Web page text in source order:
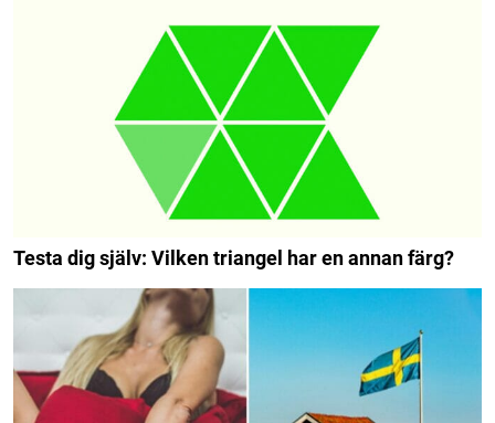
Testa dig själv: Vilken triangel har en annan färg?